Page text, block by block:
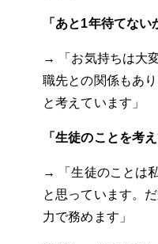
「あと1年待てない
→ 「お気持ちは大
職先との関係もあ
と考えています」
「生徒のことを考
→ 「生徒のことは
と思っています。
力で務めます」